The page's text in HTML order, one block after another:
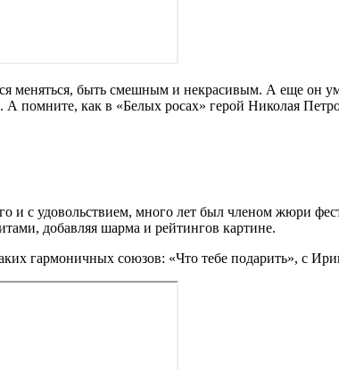
меняться, быть смешным и некрасивым. А еще он
помните, как в «Белых росах» герой Николая
и с удовольствием, много лет был членом жюри
добавляя шарма и рейтингов картине.
гармоничных союзов: «Что тебе подарить», с